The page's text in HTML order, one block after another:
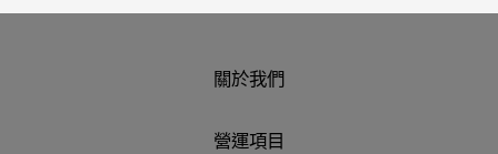
關於我們
營運項目